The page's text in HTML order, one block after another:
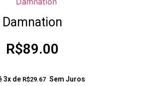
Damnation
R$89.00
3x de R$29.67 Sem Juros